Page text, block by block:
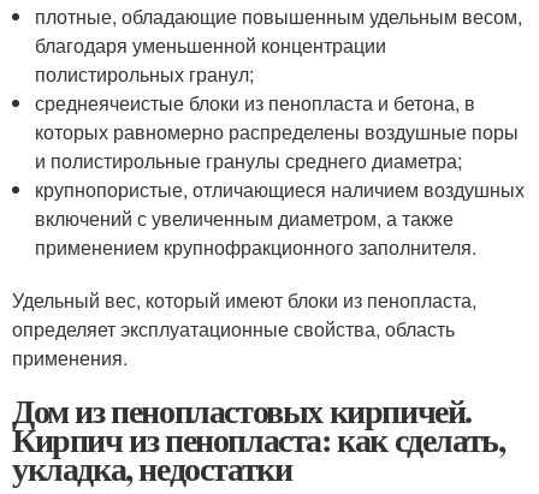
плотные, обладающие повышенным удельным весом,
благодаря уменьшенной концентрации
полистирольных гранул;
среднеячеистые блоки из пенопласта и бетона, в
которых равномерно распределены воздушные поры
и полистирольные гранулы среднего диаметра;
крупнопористые, отличающиеся наличием воздушных
включений с увеличенным диаметром, а также
применением крупнофракционного заполнителя.
Удельный вес, который имеют блоки из пенопласта,
определяет эксплуатационные свойства, область
применения.
Дом из пенопластовых кирпичей.
Кирпич из пенопласта: как сделать,
укладка, недостатки